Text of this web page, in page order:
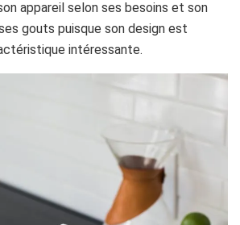
appareil selon ses besoins et son
gouts puisque son design est
intéressante.